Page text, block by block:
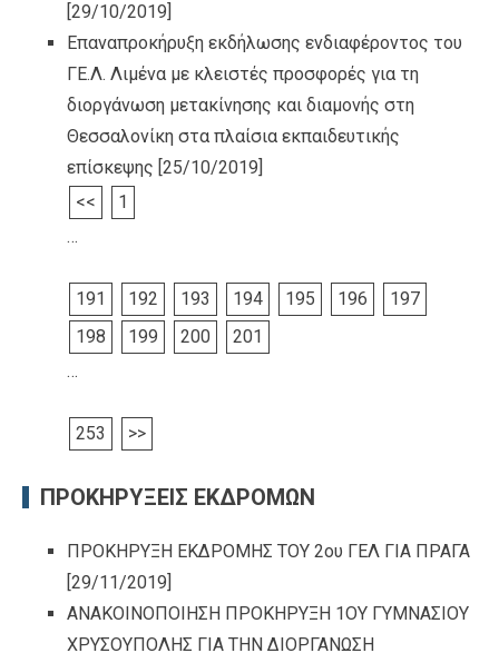
[29/10/2019]
Επαναπροκήρυξη εκδήλωσης ενδιαφέροντος του
ΓΕ.Λ. Λιμένα με κλειστές προσφορές για τη
διοργάνωση μετακίνησης και διαμονής στη
Θεσσαλονίκη στα πλαίσια εκπαιδευτικής
επίσκεψης [25/10/2019]
<<
1
…
191 192 193 194 195 196
197
198
199 200
201
…
253 >>
ΠΡΟΚΗΡΥΞΕΙΣ ΕΚΔΡΟΜΩΝ
ΠΡΟΚΗΡΥΞΗ ΕΚΔΡΟΜΗΣ ΤΟΥ 2ου ΓΕΛ ΓΙΑ ΠΡΑΓΑ
[29/11/2019]
ΑΝΑΚΟΙΝΟΠΟΙΗΣΗ ΠΡΟΚΗΡΥΞΗ 1ΟΥ ΓΥΜΝΑΣΙΟΥ
ΧΡΥΣΟΥΠΟΛΗΣ ΓΙΑ ΤΗΝ ΔΙΟΡΓΑΝΩΣΗ